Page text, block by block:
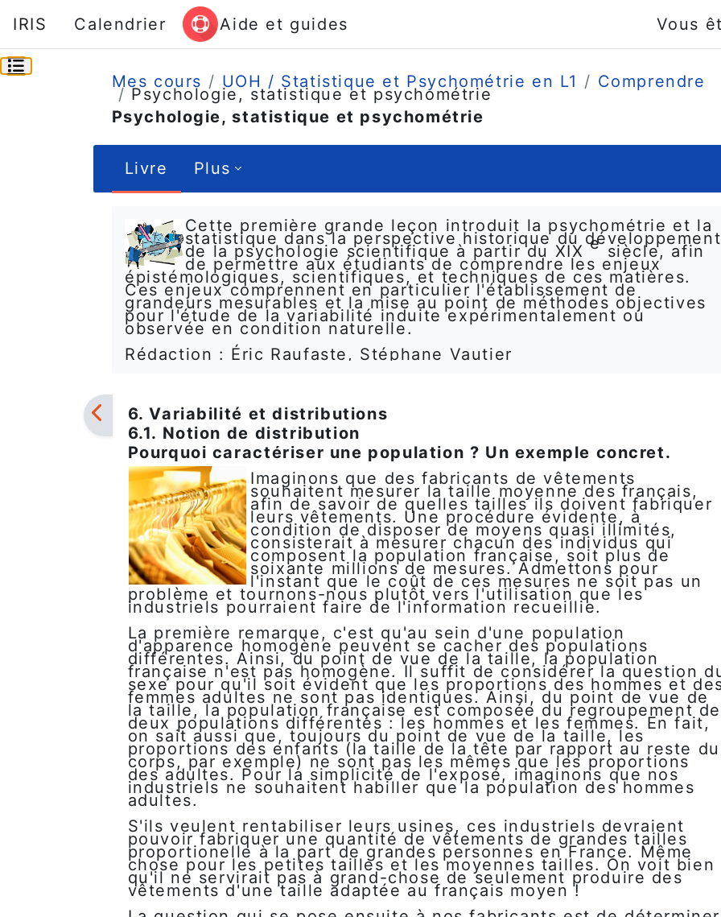
Passer au contenu principal
IRIS
Calendrier Aide et guides Vous
Ouvrir l’index du cours
Mes cours
UOH / Statistique et Psychométrie en L1 Comprendre
Psychologie, statistique et psychométrie
Psychologie, statistique et psychométrie
Livre Plus
Cette première grande leçon introduit la psychométrie et la
statistique dans la perspective historique du développement
de la psychologie scientifique à partir du XIXesiècle, afin
de permettre aux étudiants de comprendre les enjeux
épistémologiques, scientifiques, et techniques de ces matières.
Ces enjeux comprennent en particulier l'établissement de
grandeurs mesurables et la mise au point de méthodes objectives
pour l'étude de la variabilité induite expérimentalement ou
observée en condition naturelle.
Rédaction : Éric Raufaste, Stéphane Vautier
6. Variabilité et distributions
6.1. Notion de distribution
Pourquoi caractériser une population ? Un exemple concret.
Imaginons que des fabricants de vêtements
souhaitent mesurer la taille moyenne des français,
afin de savoir de quelles tailles ils doivent fabriquer
leurs vêtements. Une procédure évidente, à
condition de disposer de moyens quasi illimités,
consisterait à mesurer chacun des individus qui
composent la population française, soit plus de
soixante millions de mesures. Admettons pour
l'instant que le coût de ces mesures ne soit pas un
problème et tournons-nous plutôt vers l'utilisation que les
industriels pourraient faire de l'information recueillie.
La première remarque, c'est qu'au sein d'une population
d'apparence homogène peuvent se cacher des populations
différentes. Ainsi, du point de vue de la taille, la population
française n'est pas homogène. Il suffit de considérer la question
sexe pour qu'il soit évident que les proportions des hommes et
femmes adultes ne sont pas identiques. Ainsi, du point de vue de
la taille, la population française est composée du regroupement de
deux populations différentes : les hommes et les femmes. En fait,
on sait aussi que, toujours du point de vue de la taille, les
proportions des enfants (la taille de la tête par rapport au reste du
corps, par exemple) ne sont pas les mêmes que les proportions
des adultes. Pour la simplicité de l'exposé, imaginons que nos
industriels ne souhaitent habiller que la population des hommes
adultes.
S'ils veulent rentabiliser leurs usines, ces industriels devraient
pouvoir fabriquer une quantité de vêtements de grandes tailles
proportionelle à la part de grandes personnes en France. Même
chose pour les petites tailles et les moyennes tailles. On voit bien
qu'il ne servirait pas à grand-chose de seulement produire des
vêtements d'une taille adaptée au français moyen !